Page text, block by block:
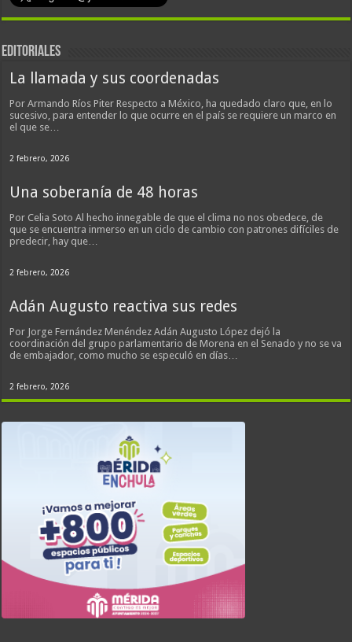
EDITORIALES
La llamada y sus coordenadas
Por Armando Ríos Piter Respecto a México, ha quedado claro que, en lo
sucesivo, para entender lo que ocurre en el país se requiere un marco en
el que se…
2 febrero, 2026
Una soberanía de 48 horas
Por Celia Soto Al hecho innegable de que el clima no nos obedece, de
que se encuentra inmerso en un ciclo de cambio con patrones difíciles de
predecir, hay que…
2 febrero, 2026
Adán Augusto reactiva sus redes
Por Jorge Fernández Menéndez Adán Augusto López dejó la
coordinación del grupo parlamentario de Morena en el Senado y no se va
de embajador, como mucho se especuló en días…
2 febrero, 2026